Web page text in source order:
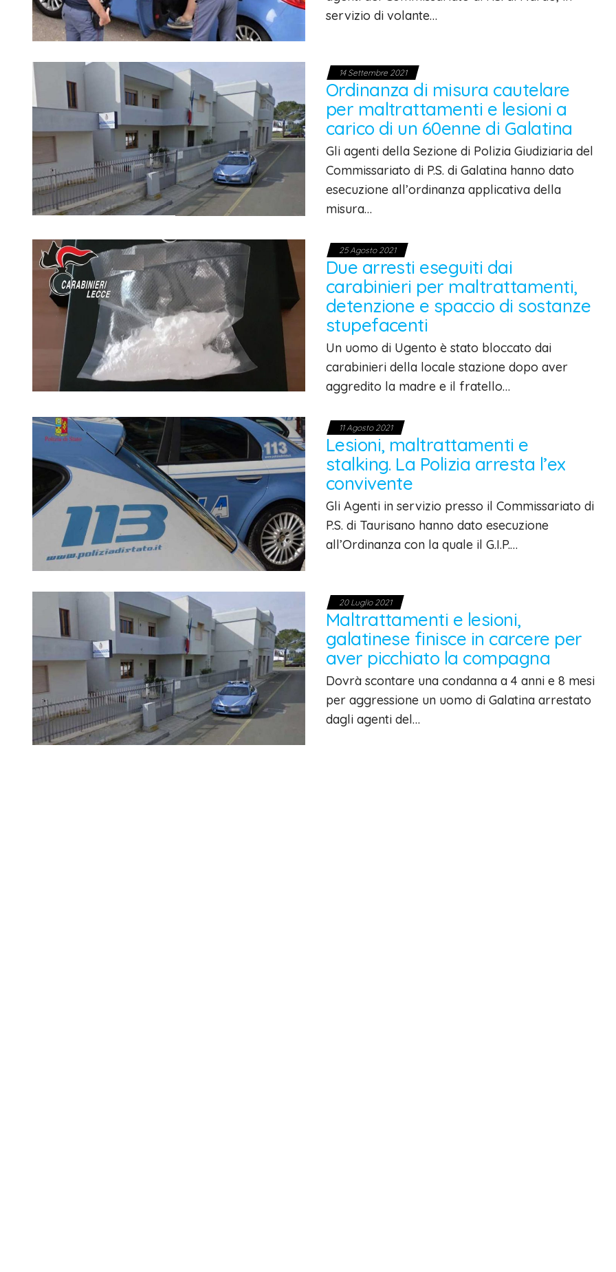
servizio di volante…
14 Settembre 2021
Ordinanza di misura cautelare
per maltrattamenti e lesioni a
carico di un 60enne di Galatina
Gli agenti della Sezione di Polizia Giudiziaria del
Commissariato di P.S. di Galatina hanno dato
esecuzione all’ordinanza applicativa della
misura…
25 Agosto 2021
Due arresti eseguiti dai
carabinieri per maltrattamenti,
detenzione e spaccio di sostanze
stupefacenti
Un uomo di Ugento è stato bloccato dai
carabinieri della locale stazione dopo aver
aggredito la madre e il fratello…
11 Agosto 2021
Lesioni, maltrattamenti e
stalking. La Polizia arresta l’ex
convivente
Gli Agenti in servizio presso il Commissariato di
P.S. di Taurisano hanno dato esecuzione
all’Ordinanza con la quale il G.I.P.…
20 Luglio 2021
Maltrattamenti e lesioni,
galatinese finisce in carcere per
aver picchiato la compagna
Dovrà scontare una condanna a 4 anni e 8 mesi
per aggressione un uomo di Galatina arrestato
dagli agenti del…